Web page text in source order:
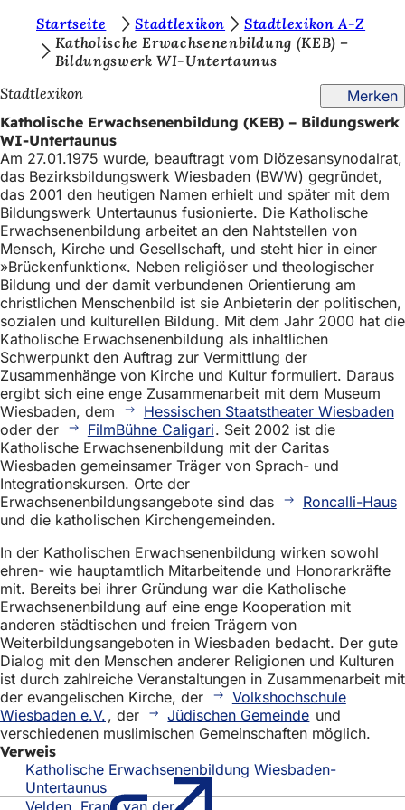
Inhalt anspringen
e
b
e
f
i
n
d
e
n
s
i
c
h
h
i
e
r
:
Startseite Stadtlexikon
Stadtlexikon A-Z
Katholische Erwachsenenbildung (KEB) –
Bildungswerk WI-Untertaunus
Stadtlexikon
Merken
Katholische Erwachsenenbildung (KEB) – Bildungswerk
WI-Untertaunus
Am 27.01.1975 wurde, beauftragt vom Diözesansynodalrat,
das Bezirksbildungswerk Wiesbaden (BWW) gegründet,
das 2001 den heutigen Namen erhielt und später mit dem
Bildungswerk Untertaunus fusionierte. Die Katholische
Erwachsenenbildung arbeitet an den Nahtstellen von
Mensch, Kirche und Gesellschaft, und steht hier in einer
»Brückenfunktion«. Neben religiöser und theologischer
Bildung und der damit verbundenen Orientierung am
christlichen Menschenbild ist sie Anbieterin der politischen,
sozialen und kulturellen Bildung. Mit dem Jahr 2000 hat die
Katholische Erwachsenenbildung als inhaltlichen
Schwerpunkt den Auftrag zur Vermittlung der
Zusammenhänge von Kirche und Kultur formuliert. Daraus
ergibt sich eine enge Zusammenarbeit mit dem Museum
Wiesbaden, dem
Hessischen Staatstheater Wiesbaden
oder der
FilmBühne Caligari. Seit 2002 ist die
Katholische Erwachsenenbildung mit der Caritas
Wiesbaden gemeinsamer Träger von Sprach- und
Integrationskursen. Orte der
Erwachsenenbildungsangebote sind das
Roncalli-Haus
und die katholischen Kirchengemeinden.
In der Katholischen Erwachsenenbildung wirken sowohl
ehren- wie hauptamtlich Mitarbeitende und Honorarkräfte
mit. Bereits bei ihrer Gründung war die Katholische
Erwachsenenbildung auf eine enge Kooperation mit
anderen städtischen und freien Trägern von
Weiterbildungsangeboten in Wiesbaden bedacht. Der gute
Dialog mit den Menschen anderer Religionen und Kulturen
ist durch zahlreiche Veranstaltungen in Zusammenarbeit mit
der evangelischen Kirche, der
Volkshochschule
Wiesbaden e.V. , der Jüdischen Gemeinde und
verschiedenen muslimischen Gemeinschaften möglich.
Verweis
Katholische Erwachsenenbildung Wiesbaden-
Untertaunus
in
Velden, Frank van der